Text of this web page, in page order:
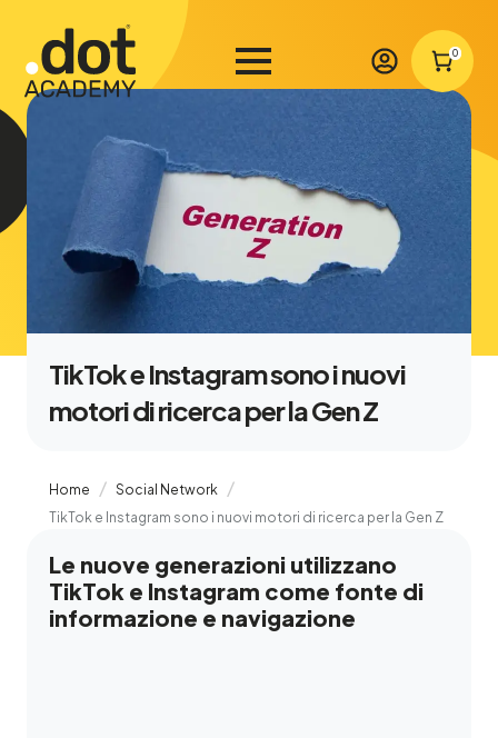
0
TikTok e Instagram sono i nuovi
motori di ricerca per la Gen Z
Home
Social Network
TikTok e Instagram sono i nuovi motori di ricerca per la Gen Z
Le nuove generazioni utilizzano
TikTok e Instagram come fonte di
informazione e navigazione